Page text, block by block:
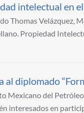
intelectual en
Thomas Velázquez,
Propiedad
al diplomado
Mexicano del
interesados en